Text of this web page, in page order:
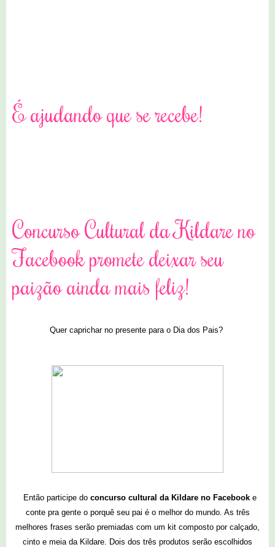
É ajudando que se recebe!
Concurso Cultural da Kildare no
Facebook promete deixar seu
paizão ainda mais feliz!
Quer caprichar no presente para o Dia dos Pais?
Então participe do concurso cultural da Kildare no Facebook e
conte pra gente o porquê seu pai é o melhor do mundo. As três
melhores frases serão premiadas com um kit composto por calçado,
cinto e meia da Kildare. Dois dos três produtos serão escolhidos